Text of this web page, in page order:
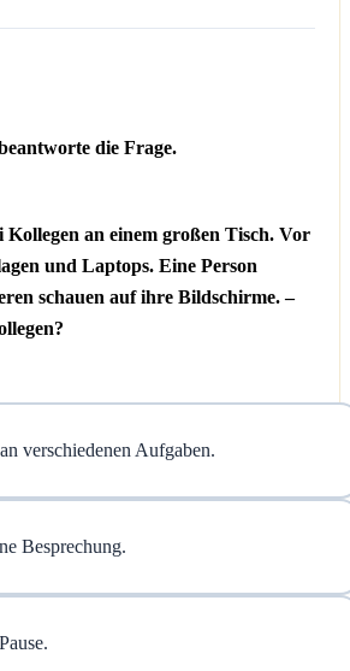
die Frage.
an einem großen Tisch. Vor
und Laptops. Eine Person
schauen auf ihre Bildschirme. –
verschiedenen Aufgaben.
Besprechung.